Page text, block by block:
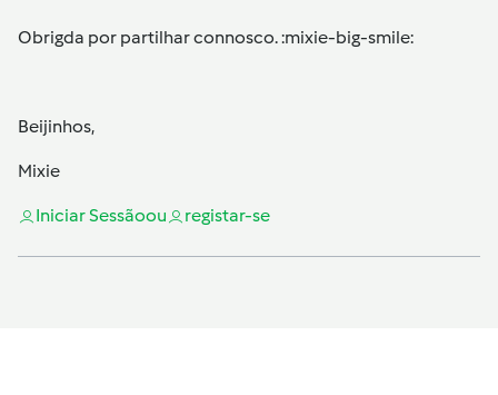
Obrigda por partilhar connosco. :mixie-big-smile:
Beijinhos,
Mixie
Iniciar Sessãoou registar-se